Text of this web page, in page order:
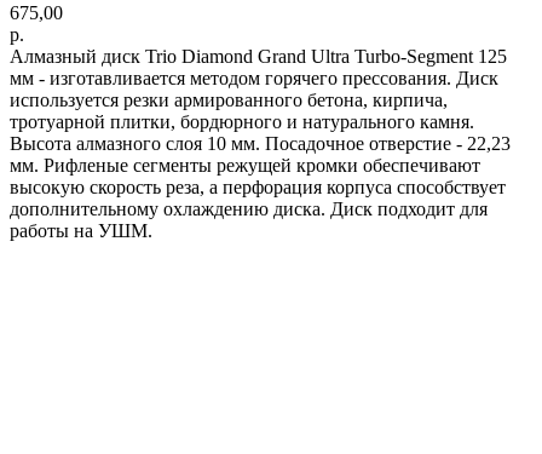
675,00
р.
Алмазный диск Trio Diamond Grand Ultra Turbo-Segment 125
мм - изготавливается методом горячего прессования. Диск
используется резки армированного бетона, кирпича,
тротуарной плитки, бордюрного и натурального камня.
Высота алмазного слоя 10 мм. Посадочное отверстие - 22,23
мм. Рифленые сегменты режущей кромки обеспечивают
высокую скорость реза, а перфорация корпуса способствует
дополнительному охлаждению диска. Диск подходит для
работы на УШМ.